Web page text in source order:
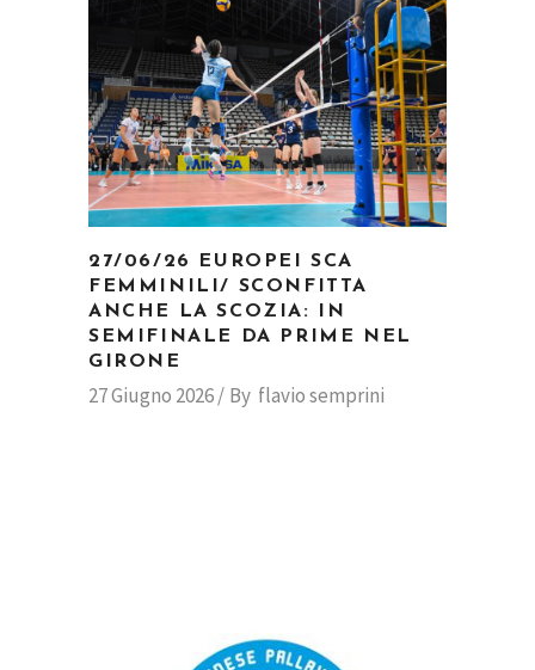
27/06/26 EUROPEI SCA
FEMMINILI/ SCONFITTA
ANCHE LA SCOZIA: IN
SEMIFINALE DA PRIME NEL
GIRONE
27 Giugno 2026 By flavio semprini